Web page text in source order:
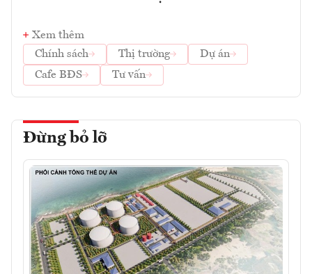
Xem thêm
Chính sách
Thị trường
Dự án
Cafe BĐS
Tư vấn
Đừng bỏ lỡ